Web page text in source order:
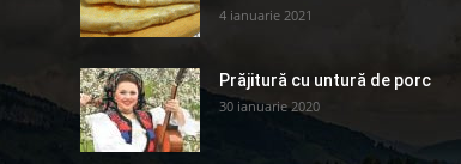
4 ianuarie 2021
Prăjitură cu untură de porc
30 ianuarie 2020